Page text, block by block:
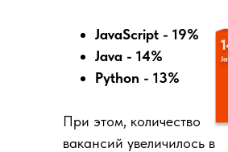
JavaScript - 19%
Java - 14%
Python - 13%
При этом, количество
вакансий увеличилось в